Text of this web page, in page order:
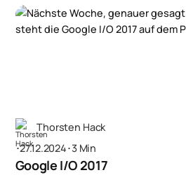
Thorsten Hack
･27.12.2024･3 Min
Google I/O 2017